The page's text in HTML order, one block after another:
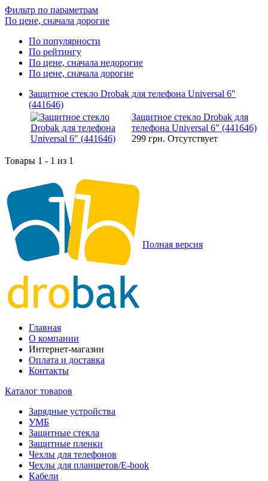
Фильтр по параметрам
По цене, сначала дорогие
По популярности
По рейтингу
По цене, сначала недорогие
По цене, сначала дорогие
Защитное стекло Drobak для телефона Universal 6"
(441646)
Защитное стекло Drobak для
телефона Universal 6" (441646)
299 грн. Отсутствует
Товары 1 - 1 из 1
Полная версия
Главная
О компании
Интернет-магазин
Оплата и доставка
Контакты
Каталог товаров
Зарядные устройства
УМБ
Защитные стекла
Защитные пленки
Чехлы для телефонов
Чехлы для планшетов/E-book
Кабели